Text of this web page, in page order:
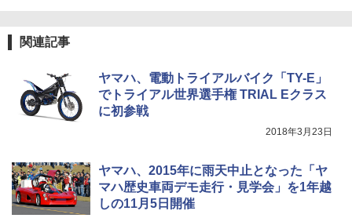
関連記事
ヤマハ、電動トライアルバイク「TY-E」
でトライアル世界選手権 TRIAL Eクラス
に初参戦
2018年3月23日
ヤマハ、2015年に雨天中止となった「ヤ
マハ歴史車両デモ走行・見学会」を1年越
しの11月5日開催